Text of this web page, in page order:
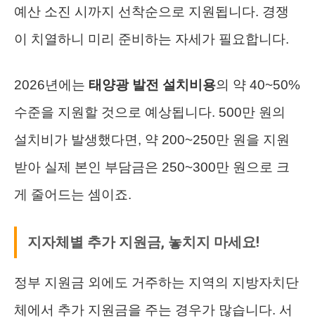
예산 소진 시까지 선착순으로 지원됩니다. 경쟁
이 치열하니 미리 준비하는 자세가 필요합니다.
2026년에는 태양광 발전 설치비용의 약 40~50%
수준을 지원할 것으로 예상됩니다. 500만 원의
설치비가 발생했다면, 약 200~250만 원을 지원
받아 실제 본인 부담금은 250~300만 원으로 크
게 줄어드는 셈이죠.
지자체별 추가 지원금, 놓치지 마세요!
정부 지원금 외에도 거주하는 지역의 지방자치단
체에서 추가 지원금을 주는 경우가 많습니다. 서